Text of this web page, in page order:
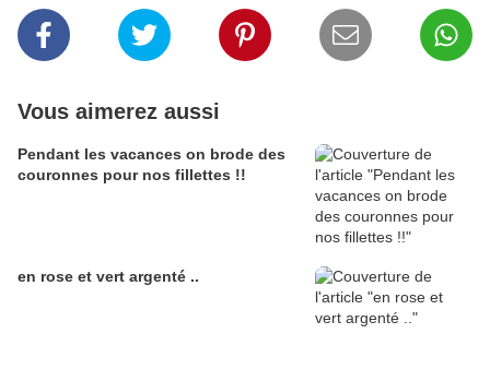
Vous aimerez aussi
Pendant les vacances on brode des
couronnes pour nos fillettes !!
en rose et vert argenté ..